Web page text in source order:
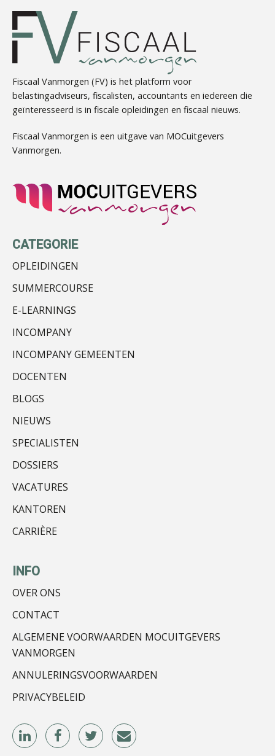
Aimée van der Paardt
Kirsten Roskam
Bob van Leeuwen
Kirsten Kievit
Fiscaal Vanmorgen (FV) is het platform voor
belastingadviseurs, fiscalisten, accountants en iedereen die
geïnteresseerd is in fiscale opleidingen en fiscaal nieuws.
Fiscaal Vanmorgen is een uitgave van MOCuitgevers
Vanmorgen.
CATEGORIE
OPLEIDINGEN
SUMMERCOURSE
E-LEARNINGS
INCOMPANY
INCOMPANY GEMEENTEN
DOCENTEN
BLOGS
NIEUWS
SPECIALISTEN
DOSSIERS
VACATURES
KANTOREN
CARRIÈRE
INFO
OVER ONS
CONTACT
ALGEMENE VOORWAARDEN MOCUITGEVERS
VANMORGEN
ANNULERINGSVOORWAARDEN
PRIVACYBELEID